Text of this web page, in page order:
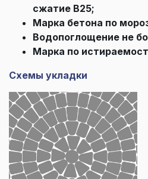
сжатие В25;
Марка бетона по
Водопоглощение не
Марка по
Схемы укладки